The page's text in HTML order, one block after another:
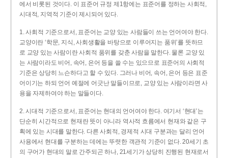
에서 비롯된 것이다. 이 표준어 규정 제1항에는 표준어를 정하는 사회적,
시대적, 지역적 기준이 제시되어 있다.
1. 사회적 기준으로서, 표준어는 교양 있는 사람들이 쓰는 언어여야 한다.
교양이란 ‘학문, 지식, 사회생활을 바탕으로 이루어지는 품위’를 뜻하므
로 교양 있는 사람이란 사회적 품위를 갖춘 사람을 말한다. 물론 교양 있
는 사람이라도 비어, 속어, 은어 등을 쓸 수는 있으므로 표준어의 사회적
기준은 상당히 느슨하다고 할 수 있다. 그러나 비어, 속어, 은어 등은 표준
어이기는 하되 언어 예절에 어긋난 말들이므로, 교양 있는 사람이라면 사
용을 자제하여야 하는 말들이다.
2. 시대적 기준으로서, 표준어는 현대의 언어여야 한다. 여기서 ‘현대’는
단순히 시간적으로 현재란 뜻이 아니라 역사적 흐름에서 현재와 같은 구
획에 있는 시대를 말한다. 다른 사회적, 경제적 시대 구분과는 달리 언어
사용에서 현대를 구분하는 데에는 뚜렷한 객관적 기준이 없다. 20세기 초
의 구어가 현대의 말로 간주되곤 하나, 21세기가 상당히 진행된 현재로서